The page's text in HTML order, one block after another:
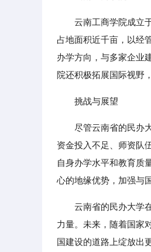
云南工商学院成立
占地面积近千亩，以经
办学方向，与多家企业
院还积极拓展国际视野
挑战与展望
尽管云南省的民办
资金投入不足、师资队
自身办学水平和教育质
心的地缘优势，加强与
云南省的民办大学
力量。未来，随着国家
国建设的道路上绽放出